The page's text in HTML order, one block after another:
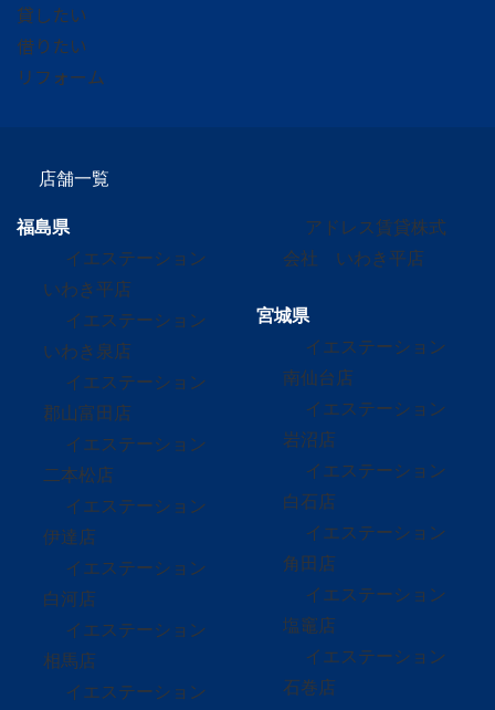
貸したい
借りたい
リフォーム
店舗一覧
福島県
イエステーション
いわき平店
イエステーション
いわき泉店
イエステーション
郡山富田店
イエステーション
二本松店
イエステーション
伊達店
イエステーション
白河店
イエステーション
相馬店
イエステーション
アドレス賃貸株式
会社 いわき平店
宮城県
イエステーション
南仙台店
イエステーション
岩沼店
イエステーション
白石店
イエステーション
角田店
イエステーション
塩竈店
イエステーション
石巻店